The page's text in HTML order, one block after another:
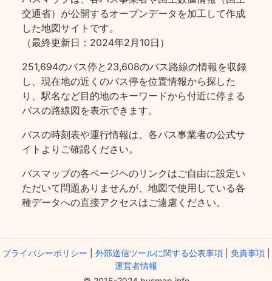
交通省）が公開するオープンデータを加工して作成
した地図サイトです。
（最終更新日：2024年2月10日）
251,694のバス停と23,608のバス路線の情報を収録
し、現在地の近くのバス停を位置情報から探した
り、駅名など目的地のキーワードから付近に停まる
バスの路線図を表示できます。
バスの時刻表や運行情報は、各バス事業者の公式サ
イトよりご確認ください。
バスマップの各ページヘのリンクはご自由に設定い
ただいて問題ありませんが、地図で使用している各
種データへの直接アクセスはご遠慮ください。
プライバシーポリシー 外部送信ツールに関する公表事項| 免責事項|
運営者情報